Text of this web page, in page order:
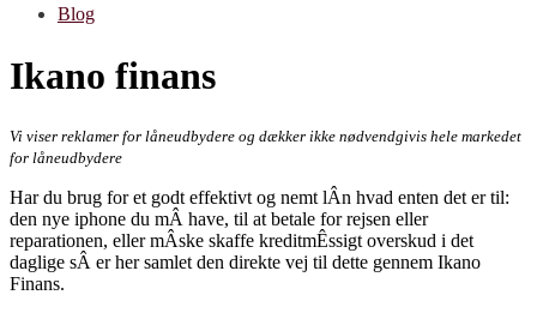
Blog
Ikano finans
Vi viser reklamer for låneudbydere og dækker ikke nødvendgivis hele markedet
for låneudbydere
Har du brug for et godt effektivt og nemt lÂn hvad enten det er til:
den nye iphone du mÂ have, til at betale for rejsen eller
reparationen, eller mÂske skaffe kreditmÊssigt overskud i det
daglige sÂ er her samlet den direkte vej til dette gennem Ikano
Finans.